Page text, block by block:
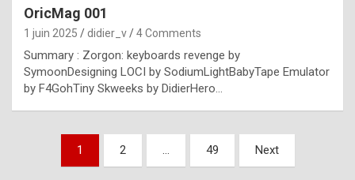
l
e
x
a
OricMag 001
1 juin 2025 didier_v 4 Comments
Summary : Zorgon: keyboards revenge by
SymoonDesigning LOCI by SodiumLightBabyTape Emulator
by F4GohTiny Skweeks by DidierHero…
Pagination
1 2 … 49 Next